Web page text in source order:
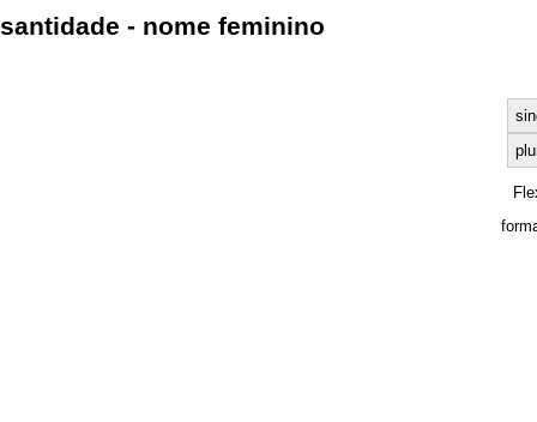
santidade - nome feminino